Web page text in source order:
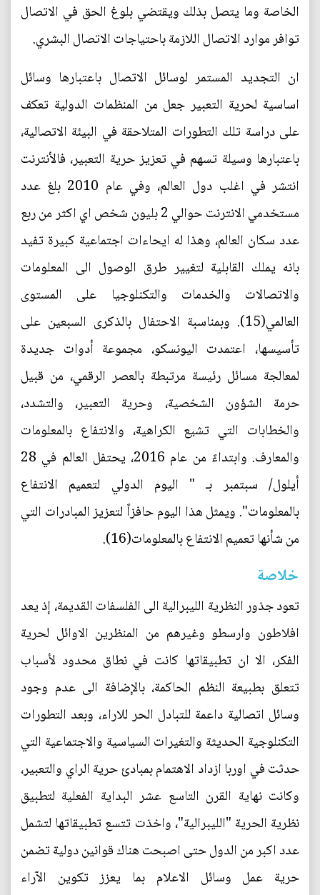
الخاصة وما يتصل بذلك ويقتضي بلوغ الحق في الاتصال
توافر موارد الاتصال اللازمة باحتياجات الاتصال البشري.
ان التجديد المستمر لوسائل الاتصال باعتبارها وسائل
اساسية لحرية التعبير جعل من المنظمات الدولية تعكف
على دراسة تلك التطورات المتلاحقة في البيئة الاتصالية،
باعتبارها وسيلة تسهم في تعزيز حرية التعبير، فالأنترنت
انتشر في اغلب دول العالم، وفي عام 2010 بلغ عدد
مستخدمي الانترنت حوالي 2 بليون شخص اي اكثر من ربع
عدد سكان العالم، وهذا له ايحاءات اجتماعية كبيرة تفيد
بانه يملك القابلية لتغيير طرق الوصول الى المعلومات
والاتصالات والخدمات والتكنلوجيا على المستوى
العالمي(15). وبمناسبة الاحتفال بالذكرى السبعين على
تأسيسها، اعتمدت اليونسكو، مجموعة أدوات جديدة
لمعالجة مسائل رئيسة مرتبطة بالعصر الرقمي، من قبيل
حرمة الشؤون الشخصية، وحرية التعبير، والتشدد،
والخطابات التي تشيع الكراهية، والانتفاع بالمعلومات
والمعارف. وابتداءً من عام 2016، يحتفل العالم في 28
أيلول/ سبتمبر بـ " اليوم الدولي لتعميم الانتفاع
بالمعلومات". ويمثل هذا اليوم حافزاً لتعزيز المبادرات التي
من شأنها تعميم الانتفاع بالمعلومات(16).
خلاصة
تعود جذور النظرية الليبرالية الى الفلسفات القديمة، إذ يعد
افلاطون وارسطو وغيرهم من المنظرين الاوائل لحرية
الفكر، الا ان تطبيقاتها كانت في نطاق محدود لأسباب
تتعلق بطبيعة النظم الحاكمة، بالإضافة الى عدم وجود
وسائل اتصالية داعمة للتبادل الحر للاراء، وبعد التطورات
التكنلوجية الحديثة والتغيرات السياسية والاجتماعية التي
حدثت في اوربا ازداد الاهتمام بمبادئ حرية الراي والتعبير،
وكانت نهاية القرن التاسع عشر البداية الفعلية لتطبيق
نظرية الحرية "الليبرالية"، واخذت تتسع تطبيقاتها لتشمل
عدد اكبر من الدول حتى اصبحت هناك قوانين دولية تضمن
حرية عمل وسائل الاعلام بما يعزز تكوين الآراء